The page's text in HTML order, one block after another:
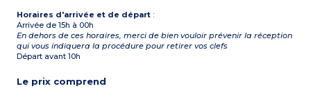
Horaires d'arrivée et de départ :
Arrivée de 15h à 00h
En dehors de ces horaires, merci de bien vouloir prévenir la réception
qui vous indiquera la procédure pour retirer vos clefs
Départ avant 10h
Le prix comprend